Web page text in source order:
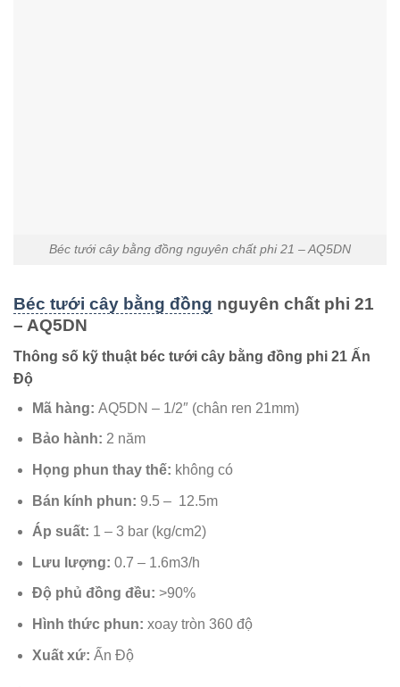
Béc tưới cây bằng đồng nguyên chất phi 21 – AQ5DN
Béc tưới cây bằng đồng nguyên chất phi 21
– AQ5DN
Thông số kỹ thuật béc tưới cây bằng đồng phi 21 Ấn
Độ
Mã hàng: AQ5DN – 1/2″ (chân ren 21mm)
Bảo hành: 2 năm
Họng phun thay thế: không có
Bán kính phun: 9.5 – 12.5m
Áp suất: 1 – 3 bar (kg/cm2)
Lưu lượng: 0.7 – 1.6m3/h
Độ phủ đồng đều: >90%
Hình thức phun: xoay tròn 360 độ
Xuất xứ: Ấn Độ